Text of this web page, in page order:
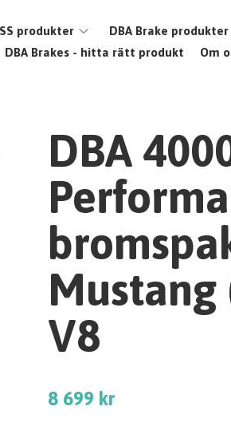
produkter
DBA Brake produkter
DBA Brakes - hitta rätt produkt Om
DBA
Mustang
V8
8 699 kr